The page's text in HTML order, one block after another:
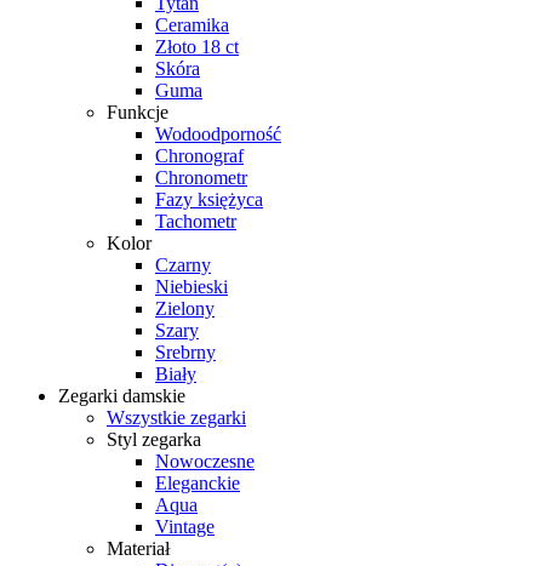
Ceramika
Złoto 18 ct
Skóra
Guma
Funkcje
Wodoodporność
Chronograf
Chronometr
Fazy księżyca
Tachometr
Kolor
Czarny
Niebieski
Zielony
Szary
Srebrny
Biały
Zegarki damskie
Wszystkie zegarki
Styl zegarka
Nowoczesne
Eleganckie
Aqua
Vintage
Materiał